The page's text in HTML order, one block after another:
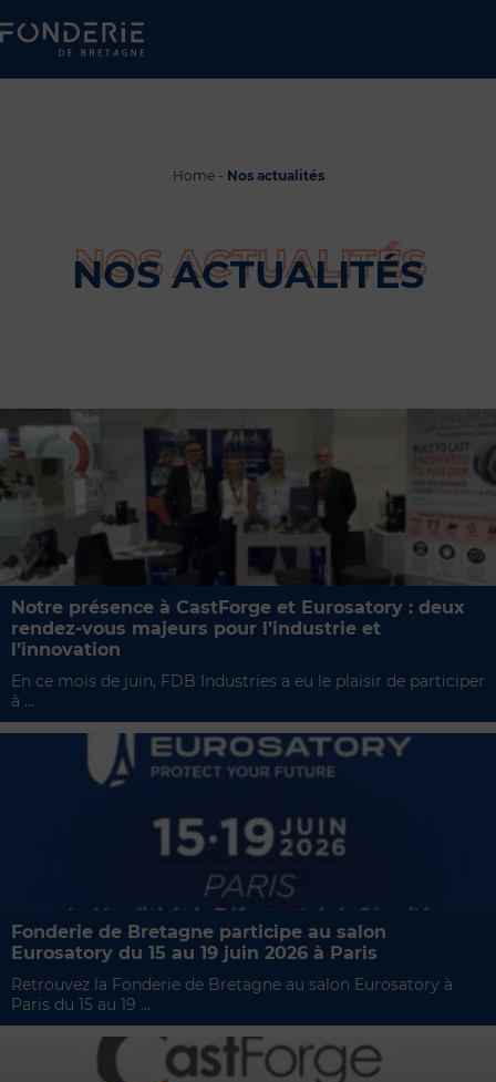
Home- Nos actualités
NOS ACTUALITÉS
Notre présence à CastForge et Eurosatory : deux
rendez-vous majeurs pour l’industrie et
l’innovation
En ce mois de juin, FDB Industries a eu le plaisir de participer
à ...
Fonderie de Bretagne participe au salon
Eurosatory du 15 au 19 juin 2026 à Paris
Retrouvez la Fonderie de Bretagne au salon Eurosatory à
Paris du 15 au 19 ...